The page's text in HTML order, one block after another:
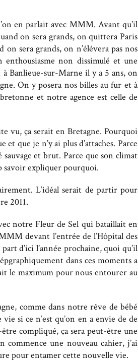
en parlait avec MMM. Avant qu’il
on sera grands, on quittera Paris
sera grands, on n’élévera pas nos
non dissimulé et une
Banlieue-sur-Marne il y a 5 ans, on
On y posera nos billes au fur et à
et notre agence est celle de
vu, ça serait en Bretagne. Pourquoi
que je n’y ai plus d’attaches. Parce
et brut. Parce que son climat
savoir expliquer pourquoi.
L’idéal serait de partir pour
2011.
notre Fleur de Sel qui bataillait en
devant l’entrée de l’Hôpital des
d’ici l’année prochaine, quoi qu’il
dans ces moments a
le maximum pour nous entourer au
comme dans notre rêve de bébé
si ce n’est qu’on en a envie de de
compliqué, ça sera peut-être une
une nouveau cahier, j’ai
pour entamer cette nouvelle vie.